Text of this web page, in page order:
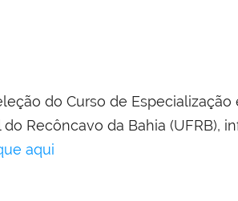
do Curso de
Recôncavo da Bahia (UFRB),
aqui